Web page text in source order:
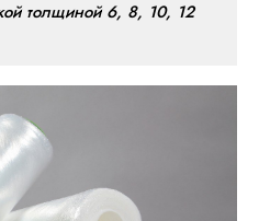
толщиной 6, 8, 10, 12